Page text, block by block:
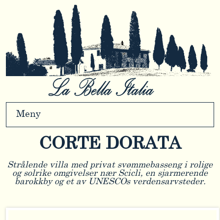
Meny
CORTE DORATA
Strålende villa med privat svømmebasseng i rolige
og solrike omgivelser nær Scicli, en sjarmerende
barokkby og et av UNESCOs verdensarvsteder.